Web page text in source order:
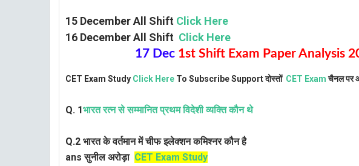
15 December All Shift Click Here
16 December All Shift Click Here
17 Dec 1st Shift Exam Paper Analysis
CET Exam Study Click Here To Subscribe Support दोस्तों CET Examचैनल पर
Q. 1भारत रत्न से सम्मानित प्रथम विदेशी व्यक्ति कौन थे
Q.2 भारत के वर्तमान में चीफ इलेक्शन कमिश्नर कौन है
ans सुनील अरोड़ा CET Exam Study